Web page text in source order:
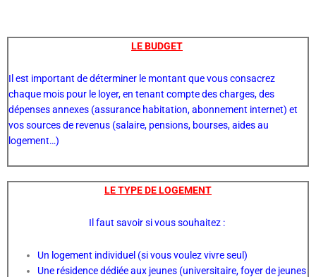
contenu
LE BUDGET
Il est important de déterminer le montant que vous consacrez
chaque mois pour le loyer, en tenant compte des charges, des
dépenses annexes (assurance habitation, abonnement internet) et
vos sources de revenus (salaire, pensions, bourses, aides au
logement…)
LE TYPE DE LOGEMENT
Il faut savoir si vous souhaitez :
Un logement individuel (si vous voulez vivre seul)
Une résidence dédiée aux jeunes (universitaire, foyer de jeunes